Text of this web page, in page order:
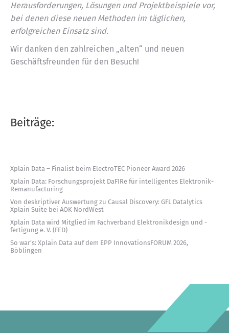
Herausforderungen, Lösungen und Projektbeispiele vor,
bei denen diese neuen Methoden im täglichen,
erfolgreichen Einsatz sind.
Wir danken den zahlreichen „alten“ und neuen
Geschäftsfreunden für den Besuch!
Beiträge:
Xplain Data – Finalist beim ElectroTEC Pioneer Award 2026
Xplain Data: Forschungsprojekt DaFIRe für intelligentes Elektronik-
Remanufacturing
Von deskriptiver Auswertung zu Causal Discovery: GFL Datalytics
Xplain Suite bei AOK NordWest
Xplain Data wird Mitglied im Fachverband Elektronikdesign und -
fertigung e. V. (FED)
So war’s: Xplain Data auf dem EPP InnovationsFORUM 2026,
Böblingen